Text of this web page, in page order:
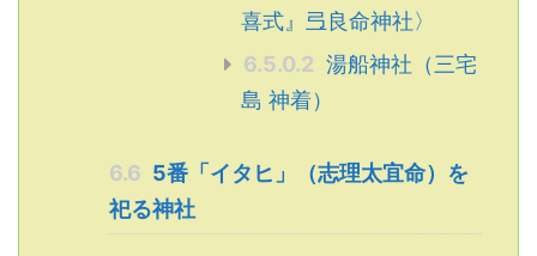
喜式』弖良命神社〉
6.5.0.2 湯船神社（三宅
島 神着）
6.6 5番「イタヒ」（志理太宜命）を
祀る神社